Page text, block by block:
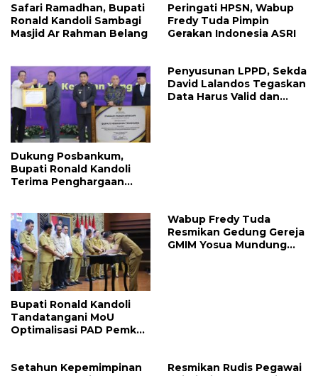
Sondakh
Safari Ramadhan, Bupati
Ronald Kandoli Sambagi
Masjid Ar Rahman Belang
Peringati HPSN, Wabup
Fredy Tuda Pimpin
Gerakan Indonesia ASRI
Dukung Posbankum,
Bupati Ronald Kandoli
Terima Penghargaan
Penyusunan LPPD, Sekda
David Lalandos Tegaskan
Data Harus Valid dan
Bupati Ronald Kandoli
Tandatangani MoU
Optimalisasi PAD Pemkab
Wabup Fredy Tuda
Resmikan Gedung Gereja
GMIM Yosua Mundung
Setahun Kepemimpinan
Resmikan Rudis Pegawai